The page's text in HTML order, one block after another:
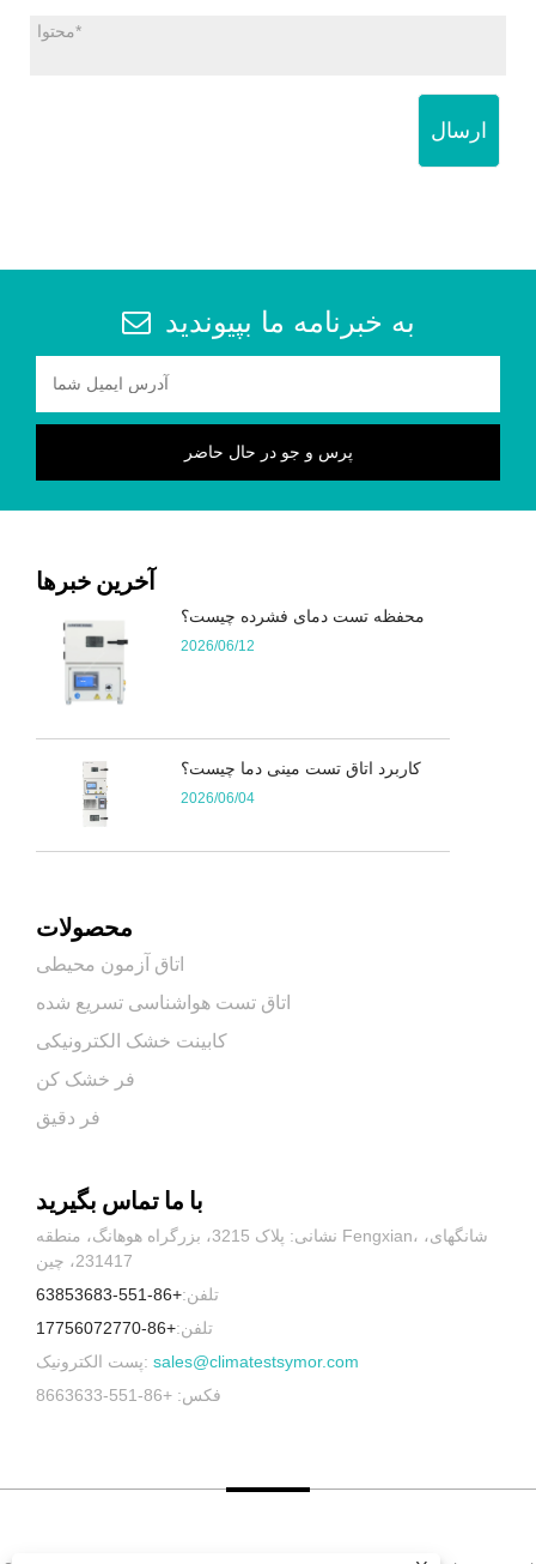
ارسال
به خبرنامه ما بپیوندید
آخرین خبرها
محفظه تست دمای فشرده چیست؟
2026/06/12
کاربرد اتاق تست مینی دما چیست؟
2026/06/04
محصولات
اتاق آزمون محیطی
اتاق تست هواشناسی تسریع شده
کابینت خشک الکترونیکی
فر خشک کن
فر دقیق
با ما تماس بگیرید
نشانی: پلاک 3215، بزرگراه هوهانگ، منطقه Fengxian، شانگهای،
231417، چین
تلفن:+86-551-63853683
تلفن:+86-17756072770
پست الکترونیک: sales@climatestsymor.com
فکس: +86-551-8663633